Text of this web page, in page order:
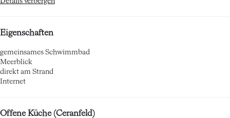
Eigenschaften
gemeinsames Schwimmbad
Meerblick
direkt am Strand
Internet
Offene Küche (Ceranfeld)